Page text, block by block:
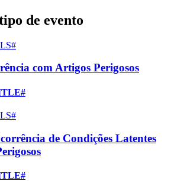
de evento
com Artigos Perigosos
de Condições Latentes